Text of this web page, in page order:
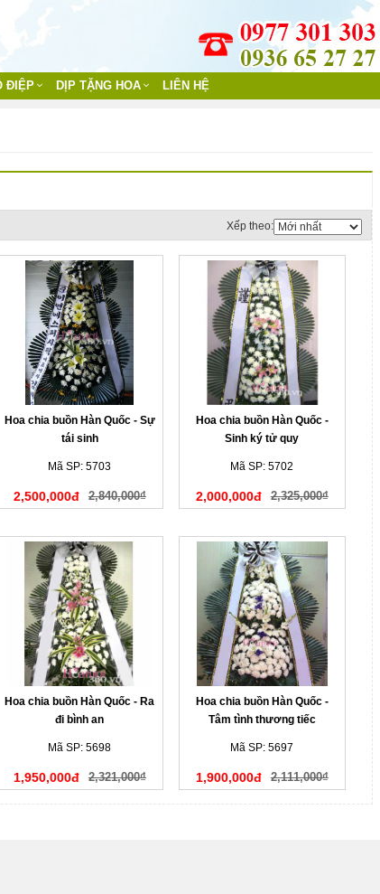
ĐIỆP DỊP TẶNG HOA LIÊN HỆ
Xếp theo:
Hoa chia buồn Hàn Quốc - Sự
tái sinh
Mã SP: 5703
2,500,000đ 2,840,000₫
Hoa chia buồn Hàn Quốc -
Sinh ký tử quy
Mã SP: 5702
2,000,000đ 2,325,000₫
Hoa chia buồn Hàn Quốc - Ra
đi bình an
Mã SP: 5698
1,950,000đ 2,321,000₫
Hoa chia buồn Hàn Quốc -
Tâm tình thương tiếc
Mã SP: 5697
1,900,000đ 2,111,000₫